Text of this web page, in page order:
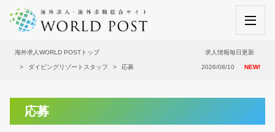
海外求人WORLD POSTトップ
ダイビングリゾートスタッフ 応募
求人情報毎日更新
2026/08/10 NEW!
応募